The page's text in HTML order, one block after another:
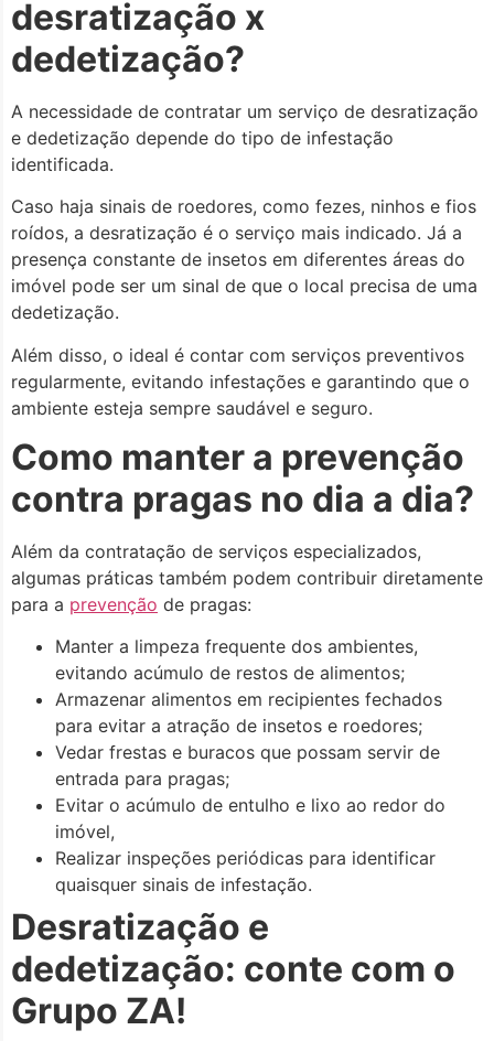
desratização x
dedetização?
A necessidade de contratar um serviço de desratização
e dedetização depende do tipo de infestação
identificada.
Caso haja sinais de roedores, como fezes, ninhos e fios
roídos, a desratização é o serviço mais indicado. Já a
presença constante de insetos em diferentes áreas do
imóvel pode ser um sinal de que o local precisa de uma
dedetização.
Além disso, o ideal é contar com serviços preventivos
regularmente, evitando infestações e garantindo que o
ambiente esteja sempre saudável e seguro.
Como manter a prevenção
contra pragas no dia a dia?
Além da contratação de serviços especializados,
algumas práticas também podem contribuir diretamente
para a prevenção de pragas:
Manter a limpeza frequente dos ambientes,
evitando acúmulo de restos de alimentos;
Armazenar alimentos em recipientes fechados
para evitar a atração de insetos e roedores;
Vedar frestas e buracos que possam servir de
entrada para pragas;
Evitar o acúmulo de entulho e lixo ao redor do
imóvel,
Realizar inspeções periódicas para identificar
quaisquer sinais de infestação.
Desratização e
dedetização: conte com o
Grupo ZA!